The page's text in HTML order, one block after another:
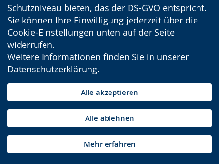
Schutzniveau bieten, das der DS-GVO entspricht.
Sie können Ihre Einwilligung jederzeit über die
Cookie-Einstellungen unten auf der Seite
widerrufen.
Weitere Informationen finden Sie in unserer
Datenschutzerklärung.
Alle akzeptieren
Alle ablehnen
Mehr erfahren